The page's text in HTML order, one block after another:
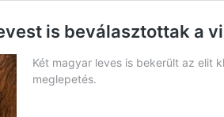
is beválasztottak a
Két magyar leves is bekerült az elit
meglepetés.